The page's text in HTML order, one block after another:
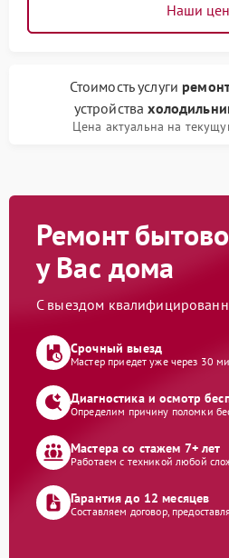
Наши
Стоимость услуги
устройства
Цена актуальна на
Ремонт
у Вас дома
С выездом
Срочный выезд
Мастер приедет уже через 30
Диагностика и осмотр
Определим причину поломки
Мастера со стажем 7+ лет
Работаем с техникой любой
Гарантия до 12 месяцев
Составляем договор,